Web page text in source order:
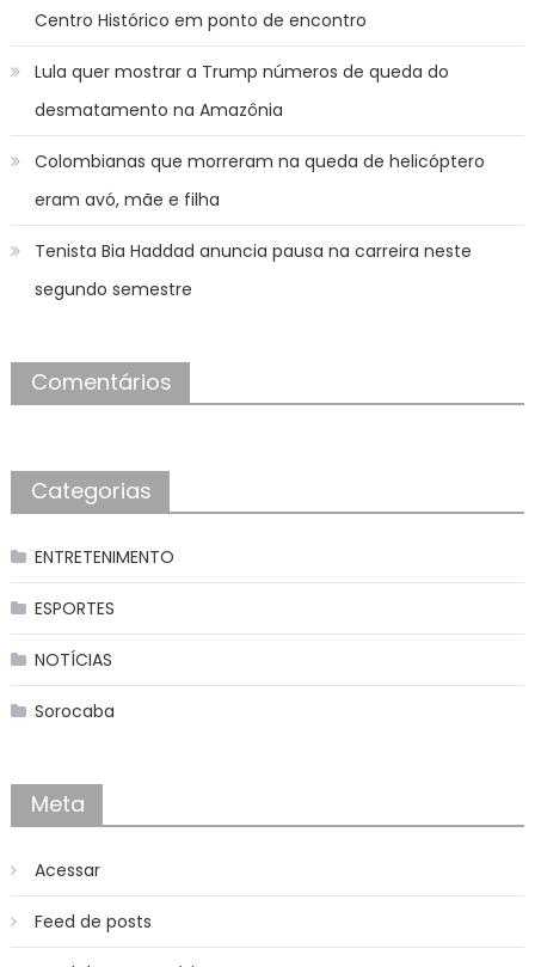
Centro Histórico em ponto de encontro
Lula quer mostrar a Trump números de queda do
desmatamento na Amazônia
Colombianas que morreram na queda de helicóptero
eram avó, mãe e filha
Tenista Bia Haddad anuncia pausa na carreira neste
segundo semestre
Comentários
Categorias
ENTRETENIMENTO
ESPORTES
NOTÍCIAS
Sorocaba
Meta
Acessar
Feed de posts